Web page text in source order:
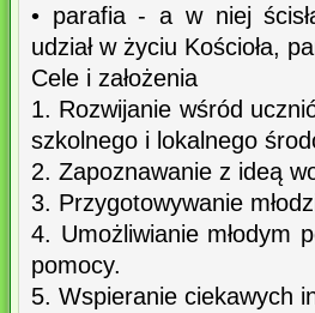
• parafia - a w niej
udział w życiu Kościoła,
Cele i założenia
1. Rozwijanie wśród
szkolnego i lokalnego
2. Zapoznawanie z ideą
3. Przygotowywanie
4. Umożliwianie młodym
pomocy.
5. Wspieranie ciekawych